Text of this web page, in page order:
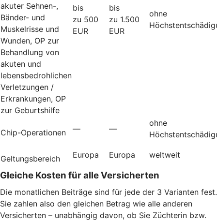
akuter Sehnen-,
Bänder- und
Muskelrisse und
Wunden, OP zur
Behandlung von
akuten und
lebensbedrohlichen
Verletzungen /
Erkrankungen, OP
zur Geburtshilfe
bis
zu 500
EUR
bis
zu 1.500
EUR
ohne
Chip-Operationen — —
ohne
Geltungsbereich Europa Europa weltweit
Gleiche Kosten für alle Versicherten
Die monatlichen Beiträge sind für jede der 3 Varianten fest.
Sie zahlen also den gleichen Betrag wie alle anderen
Versicherten – unabhängig davon, ob Sie Züchterin bzw.